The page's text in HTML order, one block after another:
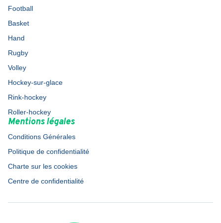
Football
Basket
Hand
Rugby
Volley
Hockey-sur-glace
Rink-hockey
Roller-hockey
Mentions légales
Conditions Générales
Politique de confidentialité
Charte sur les cookies
Centre de confidentialité